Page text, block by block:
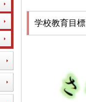
学校教育目標